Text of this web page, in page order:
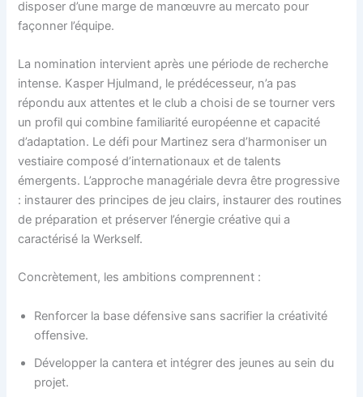
disposer d’une marge de manœuvre au mercato pour
façonner l’équipe.
La nomination intervient après une période de recherche
intense. Kasper Hjulmand, le prédécesseur, n’a pas
répondu aux attentes et le club a choisi de se tourner vers
un profil qui combine familiarité européenne et capacité
d’adaptation. Le défi pour Martinez sera d’harmoniser un
vestiaire composé d’internationaux et de talents
émergents. L’approche managériale devra être progressive
: instaurer des principes de jeu clairs, instaurer des routines
de préparation et préserver l’énergie créative qui a
caractérisé la Werkself.
Concrètement, les ambitions comprennent :
Renforcer la base défensive sans sacrifier la créativité
offensive.
Développer la cantera et intégrer des jeunes au sein du
projet.